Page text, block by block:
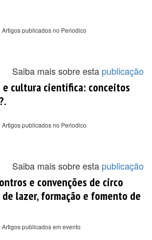
publicados no Periodico
Saiba mais sobre esta publicação
cultura científica: conceitos
publicados no Periodico
Saiba mais sobre esta publicação
e convenções de circo
de lazer, formação e fomento de
publicados em evento